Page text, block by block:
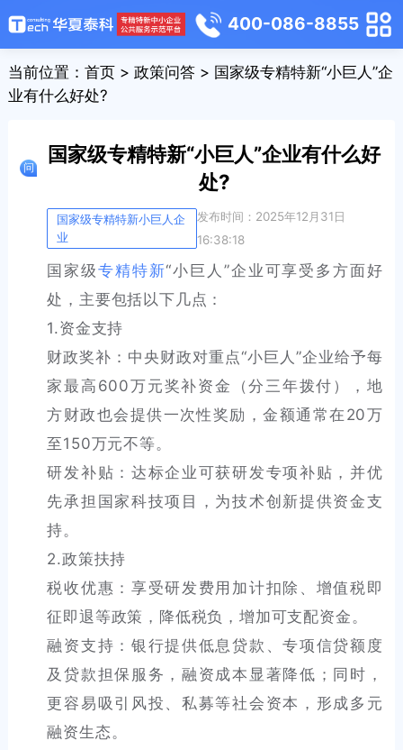
400-086-8855
当前位置： 首页> 政策问答> 国家级专精特新“小巨人”企
业有什么好处?
国家级专精特新“小巨人”企业有什么好
处?
国家级专精特新小巨人企
业
发布时间：2025年12月31日
16:38:18
国家级专精特新“小巨人”企业可享受多方面好
处，主要包括以下几点：
1.资金支持
财政奖补：中央财政对重点“小巨人”企业给予每
家最高600万元奖补资金（分三年拨付），地
方财政也会提供一次性奖励，金额通常在20万
至150万元不等。
研发补贴：达标企业可获研发专项补贴，并优
先承担国家科技项目，为技术创新提供资金支
持。
2.政策扶持
税收优惠：享受研发费用加计扣除、增值税即
征即退等政策，降低税负，增加可支配资金。
融资支持：银行提供低息贷款、专项信贷额度
及贷款担保服务，融资成本显著降低；同时，
更容易吸引风投、私募等社会资本，形成多元
融资生态。